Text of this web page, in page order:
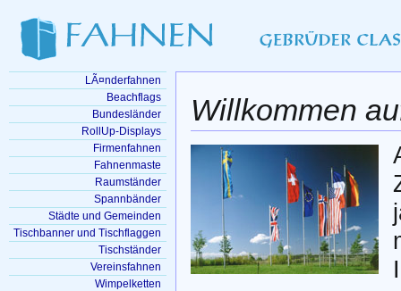
Willkommen
LÃ¤nderfahnen
Beachflags
Bundesländer
RollUp-Displays
Firmenfahnen
Fahnenmaste
Raumständer
Spannbänder
Städte und Gemeinden
Tischbanner und Tischflaggen
Tischständer
Vereinsfahnen
Wimpelketten